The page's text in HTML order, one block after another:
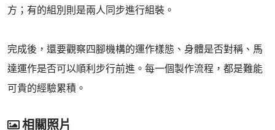
方；有的組別則是兩人同步進行組裝。
完成後，還要觀察四腳機構的運作樣態、身體是否對稱、馬
達運作是否可以順利步行前進。每一個製作流程，都是難能
可貴的經驗累積。
相關照片